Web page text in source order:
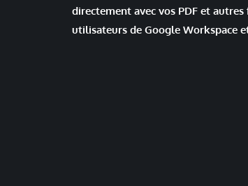
directement avec vos PDF et
utilisateurs de Google Workspace